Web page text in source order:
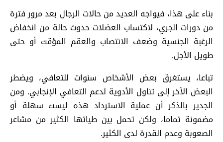
بناء على هذا، فيواجه العديد من حالات الرجال بعد مرور فترة
من دورات الجري، لاكتساب العضلات حدوث حالة من انخفاض
الرغبة الجنسية وضعف الانتصاب والعقم المؤقت أو حتى
طويل الأجل.
تباعا، يستغرق بعض الأشخاص سنوات للتعافي، ويضطر
البعض الآخر إلى تناول الأدوية لدعم التعافي الإنجابي. ومن
الجدير بالذكر أن عملية الاسترداد هذه ليست سهلة أو
مضمونة تماما، ولكن تحمل بين طياتها الكثير من مشاعر
الصعوبة وعدم القدرة لدى الكثير.